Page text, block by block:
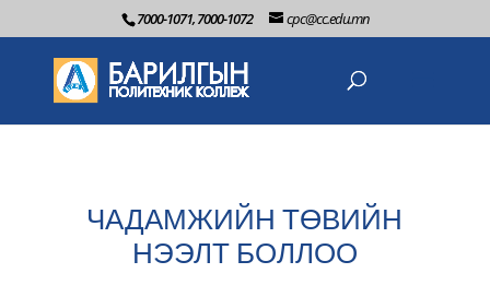
7000-1071, 7000-1072 cpc@cc.edu.mn
ЧАДАМЖИЙН ТӨВИЙН
НЭЭЛТ БОЛЛОО